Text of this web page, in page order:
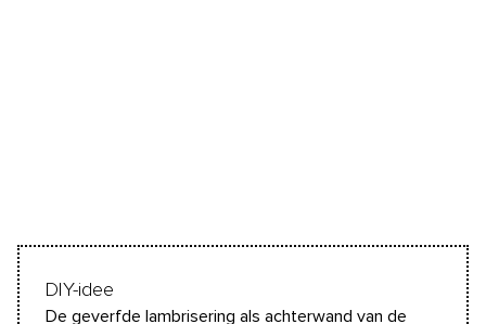
DIY-idee
De geverfde lambrisering als achterwand van de